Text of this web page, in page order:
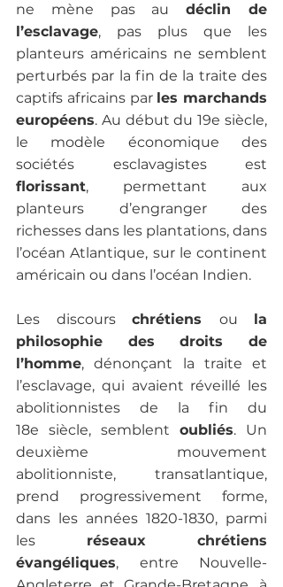
ne mène pas au déclin de
l’esclavage, pas plus que les
planteurs américains ne semblent
perturbés par la fin de la traite des
captifs africains par les marchands
européens. Au début du 19e siècle,
le modèle économique des
florissant, permettant aux
planteurs d’engranger des
richesses dans les plantations, dans
l’océan Atlantique, sur le continent
américain ou dans l’océan Indien.
Les discours chrétiens ou
la
philosophie des droits de
l’homme, dénonçant la traite et
l’esclavage, qui avaient réveillé les
abolitionnistes de la fin du
18e siècle, semblent oubliés. Un
deuxième mouvement
abolitionniste, transatlantique,
prend progressivement forme,
dans les années 1820-1830, parmi
les réseaux chrétiens
évangéliques, entre Nouvelle-